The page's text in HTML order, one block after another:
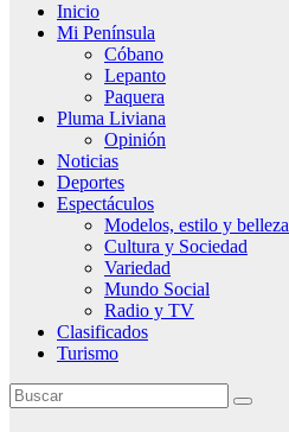
Inicio
Mi Península
Cóbano
Lepanto
Paquera
Pluma Liviana
Opinión
Noticias
Deportes
Espectáculos
Modelos, estilo y belleza
Cultura y Sociedad
Variedad
Mundo Social
Radio y TV
Clasificados
Turismo